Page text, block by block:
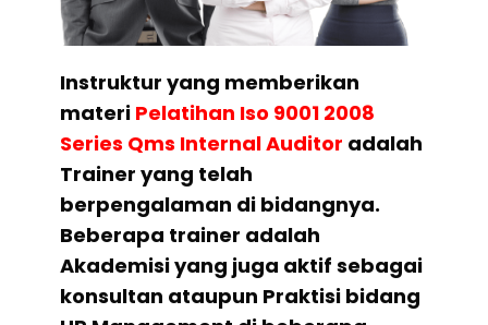
Instruktur yang memberikan
materi Pelatihan Iso 9001 2008
Series Qms Internal Auditor adalah
Trainer yang telah
berpengalaman di bidangnya.
Beberapa trainer adalah
Akademisi yang juga aktif sebagai
konsultan ataupun Praktisi bidang